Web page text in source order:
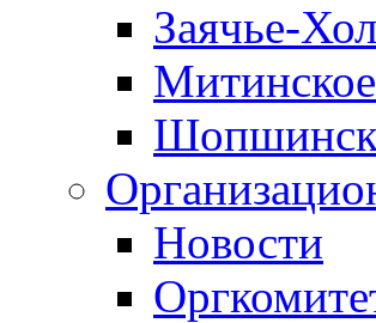
Заячье-
Митинское
Новости